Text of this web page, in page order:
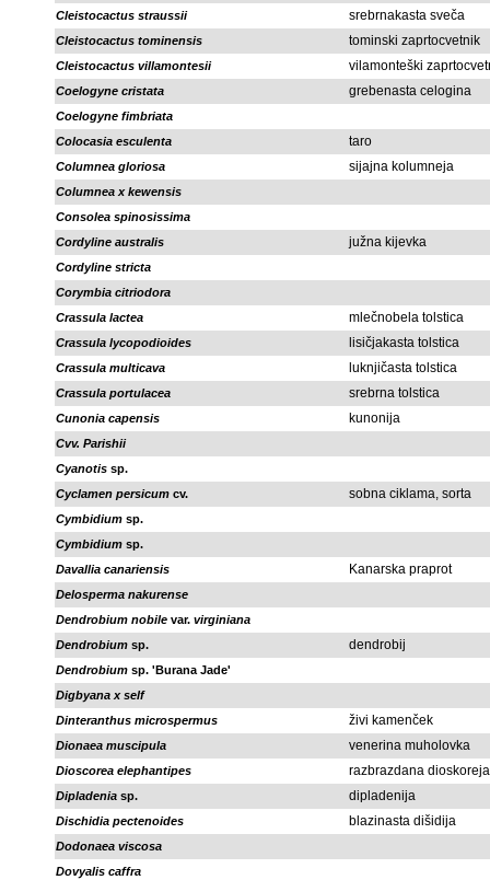
Cleistocactus straussii srebrnakasta sveča
Cleistocactus tominensis tominski zaprtocvetnik
Cleistocactus villamontesii vilamonteški
Coelogyne cristata grebenasta celogina
Coelogyne fimbriata
Colocasia esculenta
taro
Columnea gloriosa sijajna kolumneja
Columnea x kewensis
Consolea spinosissima
Cordyline australis
južna kijevka
Cordyline stricta
Corymbia citriodora
Crassula lactea
mlečnobela tolstica
Crassula lycopodioides lisičjakasta tolstica
Crassula multicava luknjičasta tolstica
Crassula portulacea srebrna tolstica
Cunonia capensis kunonija
Cvv. Parishii
Cyanotis sp.
Cyclamen persicum cv. sobna ciklama, sorta
Cymbidium sp.
Cymbidium sp.
Davallia canariensis
Kanarska praprot
Delosperma nakurense
Dendrobium nobile var. virginiana
Dendrobium sp. dendrobij
Dendrobium sp. 'Burana Jade'
Digbyana x self
Dinteranthus microspermus
živi kamenček
Dionaea muscipula venerina muholovka
Dioscorea elephantipes razbrazdana dioskoreja
Dipladenia sp. dipladenija
Dischidia pectenoides blazinasta dišidija
Dodonaea viscosa
Dovyalis caffra